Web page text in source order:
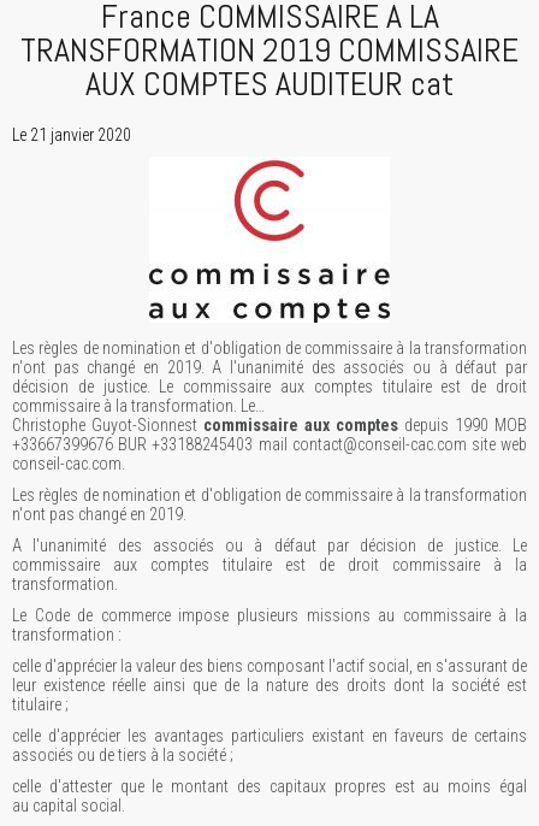
France COMMISSAIRE A LA
TRANSFORMATION 2019 COMMISSAIRE
AUX COMPTES AUDITEUR cat
Le 21 janvier 2020
Les règles de nomination et d'obligation de commissaire à la transformation
n'ont pas changé en 2019. A l'unanimité des associés ou à défaut par
décision de justice. Le commissaire aux comptes titulaire est de droit
commissaire à la transformation. Le…
Christophe Guyot-Sionnest commissaire aux comptes depuis 1990 MOB
+33667399676 BUR +33188245403 mail contact@conseil-cac.com site web
conseil-cac.com.
Les règles de nomination et d'obligation de commissaire à la transformation
n'ont pas changé en 2019.
A l'unanimité des associés ou à défaut par décision de justice. Le
commissaire aux comptes titulaire est de droit commissaire à la
transformation.
Le Code de commerce impose plusieurs missions au commissaire à la
transformation :
celle d'apprécier la valeur des biens composant l'actif social, en s'assurant de
leur existence réelle ainsi que de la nature des droits dont la société est
titulaire ;
celle d'apprécier les avantages particuliers existant en faveurs de certains
associés ou de tiers à la société ;
celle d'attester que le montant des capitaux propres est au moins égal
au capital social.